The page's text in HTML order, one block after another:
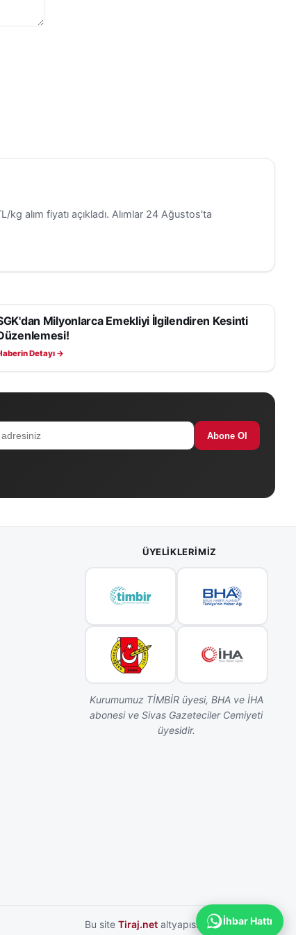
alım fiyatı açıkladı. Alımlar 24 Ağustos'ta
Milyonlarca Emekliyi İlgilendiren Kesinti
Detayı →
Abone Ol
ÜYELIKLERIMIZ
Kurumumuz TİMBİR üyesi, BHA ve İHA
abonesi ve Sivas Gazeteciler Cemiyeti
üyesidir.
Bu site Tiraj.net altyapısı ile hazırlanmıştır.
İhbar Hattı